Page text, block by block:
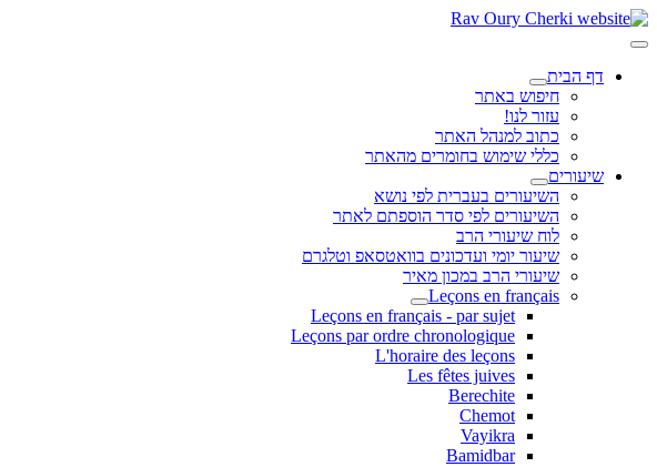
דף הבית
חיפוש באתר
עזור לנו!
כתוב למנהל האתר
כללי שימוש בחומרים מהאתר
שיעורים
השיעורים בעברית לפי נושא
השיעורים לפי סדר הוספתם לאתר
לוח שיעורי הרב
שיעור יומי ועדכונים בוואטסאפ וטלגרם
שיעורי הרב במכון מאיר
Leçons en français
Leçons en français - par sujet
Leçons par ordre chronologique
L'horaire des leçons
Les fêtes juives
Berechite
Chemot
Vayikra
Bamidbar